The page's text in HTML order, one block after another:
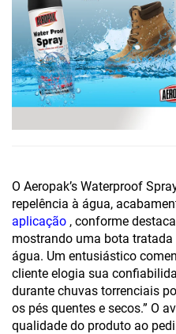
O Aeropak’s Waterproof
repelência à água,
aplicação , conforme
mostrando uma bota
água. Um entusiástico
cliente elogia sua
durante chuvas torrenciais
os pés quentes e secos.” O
qualidade do produto ao